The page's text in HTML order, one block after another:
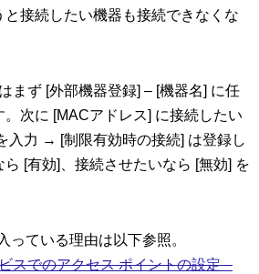
接続したい機器も接続できなくな
まず [外部機器登録] – [機器名] に任
次に [MACアドレス] に接続したい
入力 → [制限有効時の接続] は登録し
[有効]、接続させたいなら [無効] を
っている理由は以下参照。
スでのアクセス ポイントの設定 –